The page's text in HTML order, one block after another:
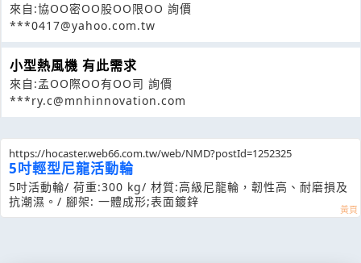
來自:協OO密OO股OO限OO 詢價
***0417@yahoo.com.tw
小型熱風機 有此需求
來自:孟OO際OO有OO司 詢價
***ry.c@mnhinnovation.com
https://hocaster.web66.com.tw/web/NMD?postId=1252325
5吋輕型尼龍活動輪
5吋活動輪/ 荷重:300 kg/ 材質:高級尼龍輪，韌性高、耐磨損及
抗潮濕。/ 腳架: 一體成形;表面鍍鋅